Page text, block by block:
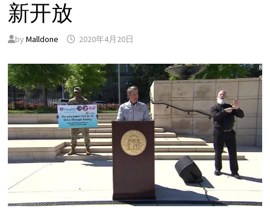
新开放
by Malldone 2020年4月20日